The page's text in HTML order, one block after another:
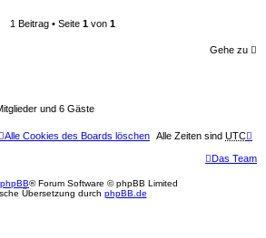
1 Beitrag • Seite 1 von 1
Gehe zu
und 6 Gäste
Alle Zeiten sind UTC
Alle Cookies des Boards löschen
Das Team
phpBB® Forum Software © phpBB Limited
Übersetzung durch phpBB.de